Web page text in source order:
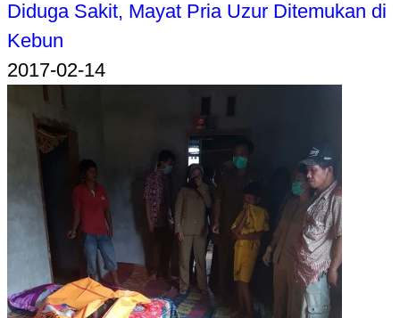
Diduga Sakit, Mayat Pria Uzur Ditemukan di
Kebun
2017-02-14